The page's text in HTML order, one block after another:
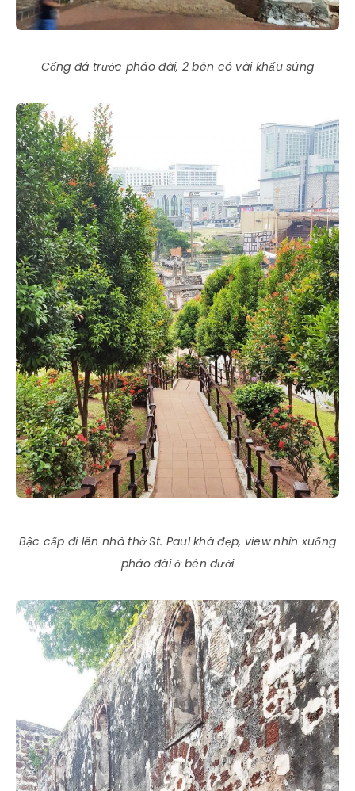
Cổng đá trước pháo đài, 2 bên có vài khẩu súng
Bậc cấp đi lên nhà thờ St. Paul khá đẹp, view nhìn xuống
pháo đài ở bên dưới